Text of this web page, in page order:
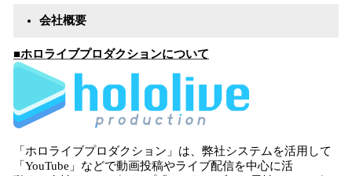
会社概要
■ホロライブプロダクションについて
「ホロライブプロダクション」は、弊社システムを活用して
「YouTube」などで動画投稿やライブ配信を中心に活